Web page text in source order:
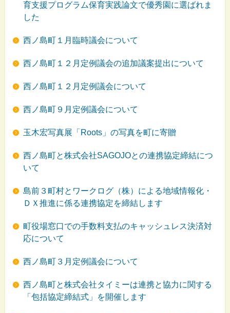
育支援プログラム保育実践論文で優秀園に選ばれま
した
西ノ島町１月臨時議会について
西ノ島町１２月定例議会の追加議案提出について
西ノ島町１２月定例議会について
西ノ島町９月定例議会について
玉木宏写真展「Roots」の写真を町に寄贈
西ノ島町と株式会社SAGOJOとの連携協定締結につ
いて
島前３町村とワークログ（株）による地域情報化・
ＤＸ推進に係る連携協定を締結します
町役場窓口での手数料支払のキャッシュレス決済対
応について
西ノ島町３月定例議会について
西ノ島町と株式会社タイミーは連携と協力に関する
「包括協定締結式」を開催します